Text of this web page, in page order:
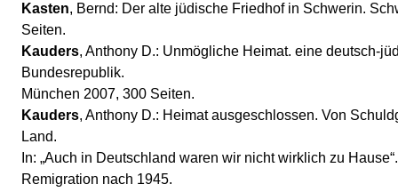
Kasten, Bernd: Der alte jüdische Friedhof in Schwerin.
Seiten.
Kauders, Anthony D.: Unmögliche Heimat. eine deutsch-
Bundesrepublik.
München 2007, 300 Seiten.
Kauders, Anthony D.: Heimat ausgeschlossen. Von
Land.
In: „Auch in Deutschland waren wir nicht wirklich zu
Remigration nach 1945.